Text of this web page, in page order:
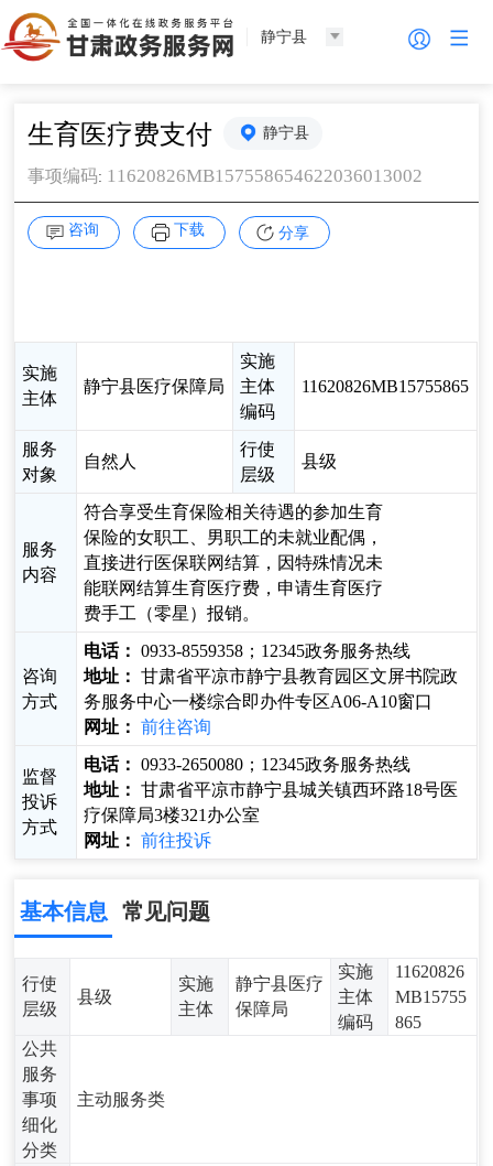
静宁县
生育医疗费支付 静宁县
事项编码: 11620826MB157558654622036013002
咨询 下载 分享
实施
主体
静宁县医疗保障局
实施
主体
编码
11620826MB15755865
服务
对象
自然人
行使
层级
县级
服务
内容
符合享受生育保险相关待遇的参加生育
保险的女职工、男职工的未就业配偶，
直接进行医保联网结算，因特殊情况未
能联网结算生育医疗费，申请生育医疗
费手工（零星）报销。
咨询
方式
电话： 0933-8559358；12345政务服务热线
地址： 甘肃省平凉市静宁县教育园区文屏书院政
务服务中心一楼综合即办件专区A06-A10窗口
网址：
前往咨询
监督
投诉
方式
电话： 0933-2650080；12345政务服务热线
地址： 甘肃省平凉市静宁县城关镇西环路18号医
疗保障局3楼321办公室
网址：
前往投诉
基本信息 常见问题
行使
层级
县级
实施
主体
静宁县医疗
保障局
实施
主体
编码
11620826
MB15755
865
公共
服务
事项
细化
分类
主动服务类